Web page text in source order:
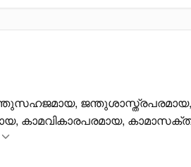
കാമവികാരപരമായ,